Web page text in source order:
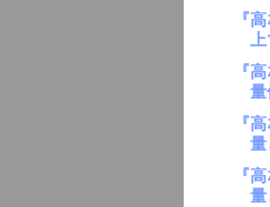
『
『
量
『
『